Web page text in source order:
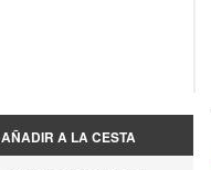
AÑADIR A LA CESTA